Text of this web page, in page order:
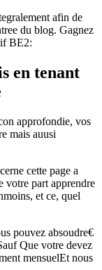
afin de
du blog. Gagnez
BE2:
en tenant
approfondie, vos
mais auusi
cette page a
votre part apprendre
et ce, quel
pouvez absoudre€
Que votre devez
mensuelEt nous